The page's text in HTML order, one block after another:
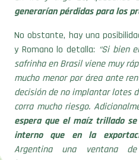
generarían pérdidas para los
No obstante, hay una
y Romano lo detalla: “Si bien
safrinha en Brasil viene muy
mucho menor por área ante
decisión de no implantar lotes
corra mucho riesgo.
espera que el maíz trillado
interno que en la
Argentina una ventana